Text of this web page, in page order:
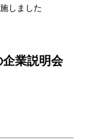
しました
業説明会